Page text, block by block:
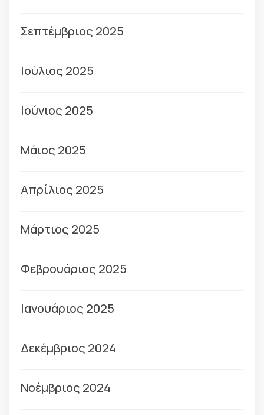
Σεπτέμβριος 2025
Ιούλιος 2025
Ιούνιος 2025
Μάιος 2025
Απρίλιος 2025
Μάρτιος 2025
Φεβρουάριος 2025
Ιανουάριος 2025
Δεκέμβριος 2024
Νοέμβριος 2024